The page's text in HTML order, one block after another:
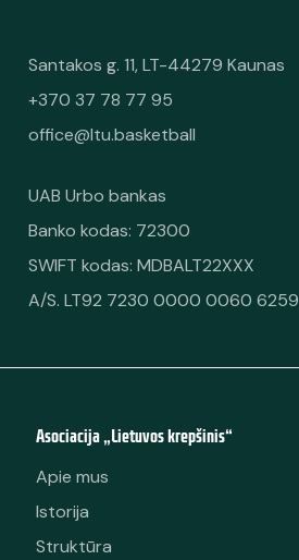
Santakos g. 11, LT-44279 Kaunas
+370 37 78 77 95
office@ltu.basketball
UAB Urbo bankas
Banko kodas: 72300
SWIFT kodas: MDBALT22XXX
A/S. LT92 7230 0000 0060 6259
Asociacija „Lietuvos krepšinis“
Apie mus
Istorija
Struktūra